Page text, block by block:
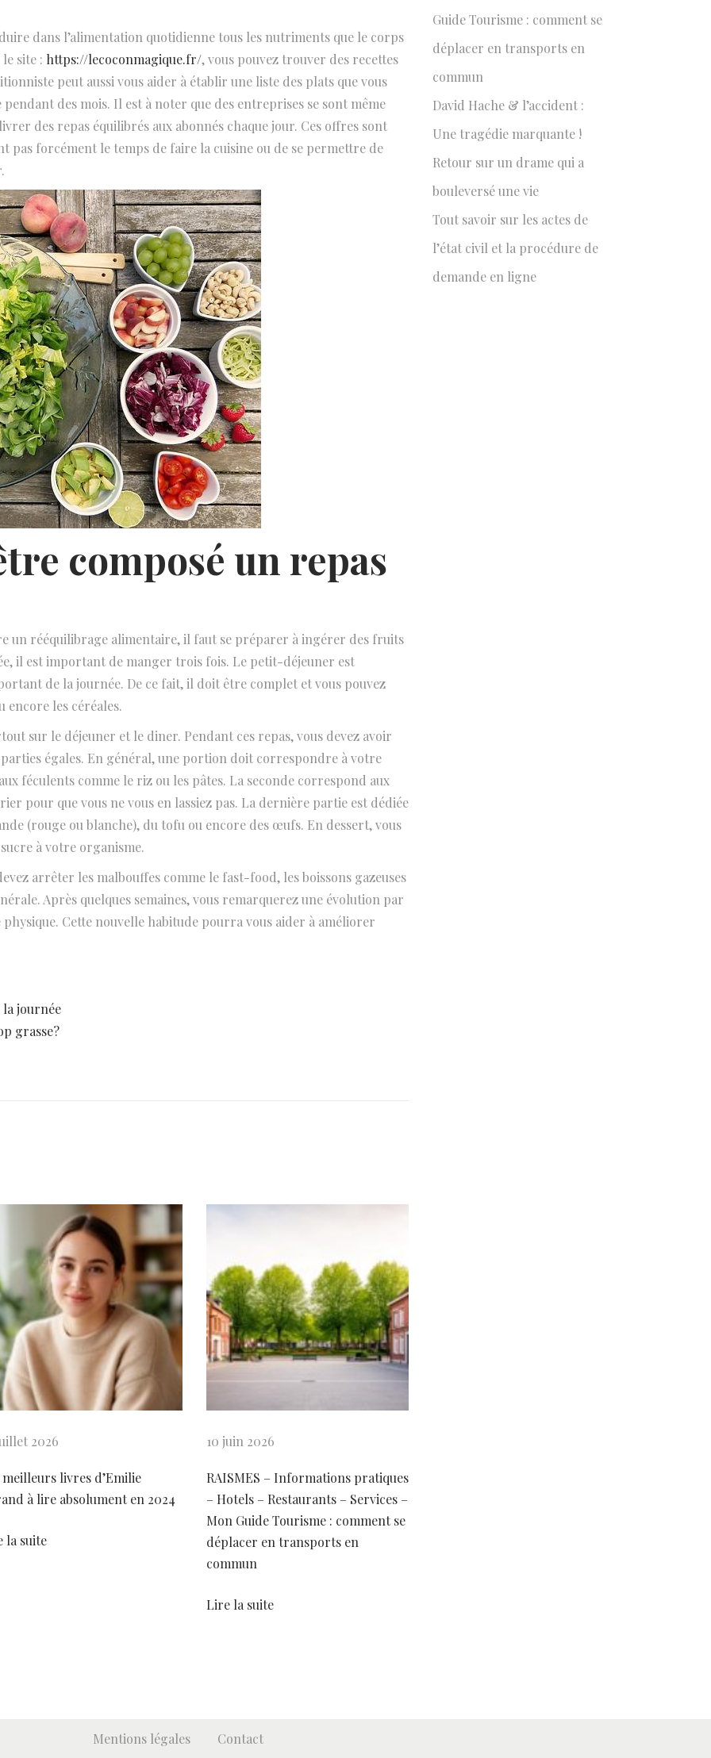
dans l’alimentation quotidienne tous les nutriments que le corps
site : https://lecoconmagique.fr/, vous pouvez trouver des recettes
peut aussi vous aider à établir une liste des plats que vous
des mois. Il est à noter que des entreprises se sont même
des repas équilibrés aux abonnés chaque jour. Ces offres sont
pas forcément le temps de faire la cuisine ou de se permettre de
composé un repas
un rééquilibrage alimentaire, il faut se préparer à ingérer des fruits
il est important de manger trois fois. Le petit-déjeuner est
de la journée. De ce fait, il doit être complet et vous pouvez
encore les céréales.
sur le déjeuner et le diner. Pendant ces repas, vous devez avoir
égales. En général, une portion doit correspondre à votre
féculents comme le riz ou les pâtes. La seconde correspond aux
pour que vous ne vous en lassiez pas. La dernière partie est dédiée
(rouge ou blanche), du tofu ou encore des œufs. En dessert, vous
à votre organisme.
arrêter les malbouffes comme le fast-food, les boissons gazeuses
Après quelques semaines, vous remarquerez une évolution par
Cette nouvelle habitude pourra vous aider à améliorer
journée
grasse?
2026
meilleurs livres d’Emilie
à lire absolument en 2024
la suite
10 juin 2026
RAISMES – Informations pratiques
– Hotels – Restaurants – Services –
Mon Guide Tourisme : comment se
déplacer en transports en
commun
Lire la suite
Guide Tourisme : comment se
déplacer en transports en
commun
David Hache & l’accident :
Une tragédie marquante !
Retour sur un drame qui a
bouleversé une vie
Tout savoir sur les actes de
l’état civil et la procédure de
demande en ligne
Mentions légales Contact